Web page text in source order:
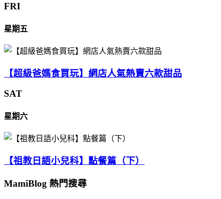
FRI
星期五
【超級爸媽食買玩】網店人氣熱賣六款甜品
SAT
星期六
【祖教日語小兒科】點餐篇（下）
MamiBlog 熱門搜尋